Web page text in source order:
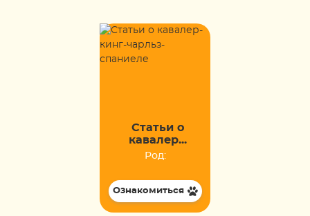
Статьи о
кавалер...
Род:
Ознакомиться